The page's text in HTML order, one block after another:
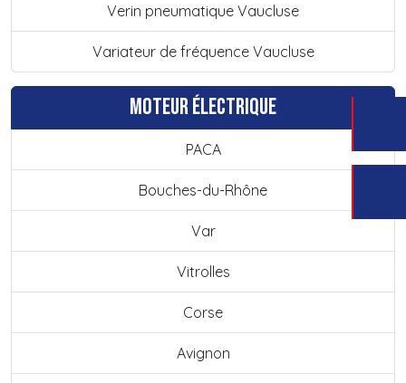
Verin pneumatique Vaucluse
Variateur de fréquence Vaucluse
Moteur électrique
PACA
Bouches-du-Rhône
Var
Vitrolles
Corse
Avignon